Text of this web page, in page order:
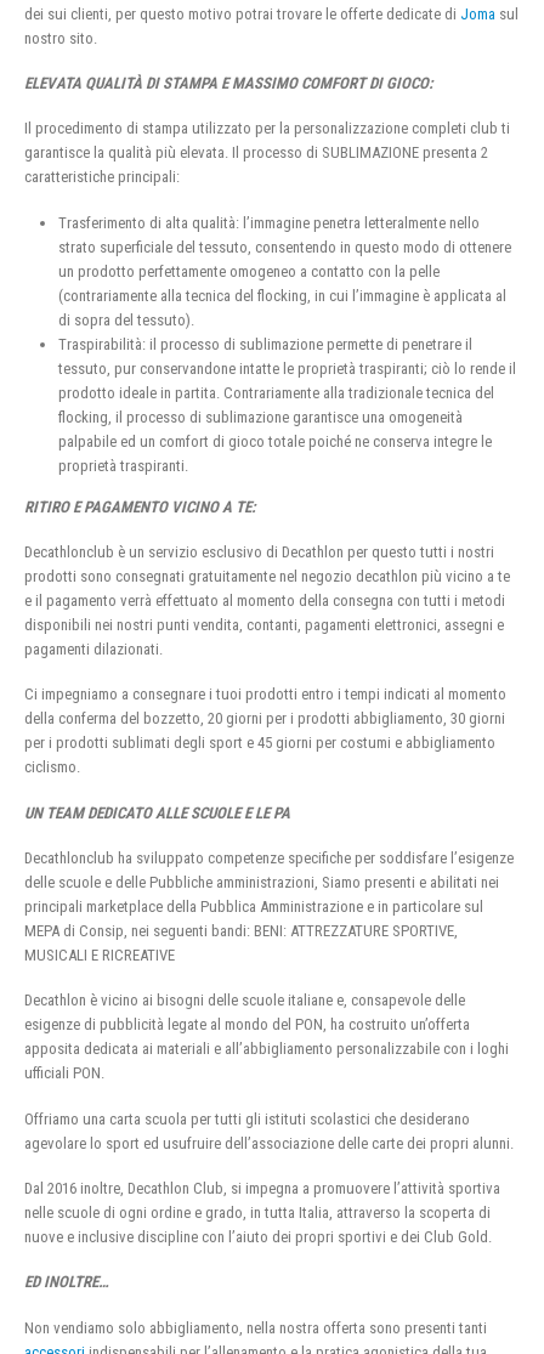
dei sui clienti, per questo motivo potrai trovare le offerte dedicate di Joma sul
nostro sito.
ELEVATA QUALITÀ DI STAMPA E MASSIMO COMFORT DI GIOCO:
Il procedimento di stampa utilizzato per la personalizzazione completi club ti
garantisce la qualità più elevata. Il processo di SUBLIMAZIONE presenta 2
caratteristiche principali:
Trasferimento di alta qualità: l’immagine penetra letteralmente nello
strato superficiale del tessuto, consentendo in questo modo di ottenere
un prodotto perfettamente omogeneo a contatto con la pelle
(contrariamente alla tecnica del flocking, in cui l’immagine è applicata al
di sopra del tessuto).
Traspirabilità: il processo di sublimazione permette di penetrare il
tessuto, pur conservandone intatte le proprietà traspiranti; ciò lo rende il
prodotto ideale in partita. Contrariamente alla tradizionale tecnica del
flocking, il processo di sublimazione garantisce una omogeneità
palpabile ed un comfort di gioco totale poiché ne conserva integre le
proprietà traspiranti.
RITIRO E PAGAMENTO VICINO A TE:
Decathlonclub è un servizio esclusivo di Decathlon per questo tutti i nostri
prodotti sono consegnati gratuitamente nel negozio decathlon più vicino a te
e il pagamento verrà effettuato al momento della consegna con tutti i metodi
disponibili nei nostri punti vendita, contanti, pagamenti elettronici, assegni e
pagamenti dilazionati.
Ci impegniamo a consegnare i tuoi prodotti entro i tempi indicati al momento
della conferma del bozzetto, 20 giorni per i prodotti abbigliamento, 30 giorni
per i prodotti sublimati degli sport e 45 giorni per costumi e abbigliamento
ciclismo.
UN TEAM DEDICATO ALLE SCUOLE E LE PA
Decathlonclub ha sviluppato competenze specifiche per soddisfare l’esigenze
delle scuole e delle Pubbliche amministrazioni, Siamo presenti e abilitati nei
principali marketplace della Pubblica Amministrazione e in particolare sul
MEPA di Consip, nei seguenti bandi: BENI: ATTREZZATURE SPORTIVE,
MUSICALI E RICREATIVE
Decathlon è vicino ai bisogni delle scuole italiane e, consapevole delle
esigenze di pubblicità legate al mondo del PON, ha costruito un’offerta
apposita dedicata ai materiali e all’abbigliamento personalizzabile con i loghi
ufficiali PON.
Offriamo una carta scuola per tutti gli istituti scolastici che desiderano
agevolare lo sport ed usufruire dell’associazione delle carte dei propri alunni.
Dal 2016 inoltre, Decathlon Club, si impegna a promuovere l’attività sportiva
nelle scuole di ogni ordine e grado, in tutta Italia, attraverso la scoperta di
nuove e inclusive discipline con l’aiuto dei propri sportivi e dei Club Gold.
ED INOLTRE…
Non vendiamo solo abbigliamento, nella nostra offerta sono presenti tanti